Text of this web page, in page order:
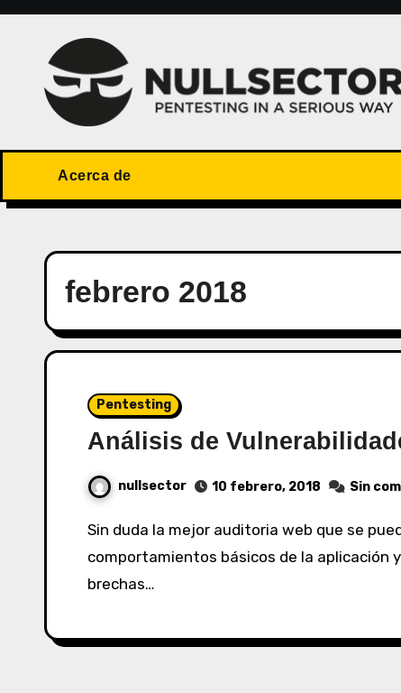
Saltar
contenido
Acerca de
febrero 2018
Pentesting
Análisis de
nullsector 10 febrero, 2018 Sin
Sin duda la mejor auditoria web que se puede realizar es de manera manual, analizando los
comportamientos básicos de la aplicación
brechas…